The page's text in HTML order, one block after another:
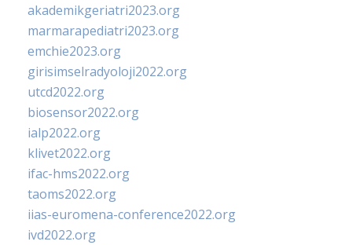
akademikgeriatri2023.org
marmarapediatri2023.org
emchie2023.org
girisimselradyoloji2022.org
utcd2022.org
biosensor2022.org
ialp2022.org
klivet2022.org
ifac-hms2022.org
taoms2022.org
iias-euromena-conference2022.org
ivd2022.org